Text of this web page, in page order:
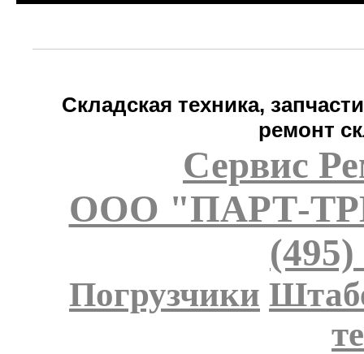
Складская техника,
ремонт
Сервис
ООО "ПАРТ-
Погрузчики